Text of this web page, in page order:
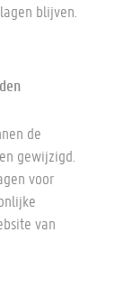
blijven.
de
gewijzigd.
voor
van